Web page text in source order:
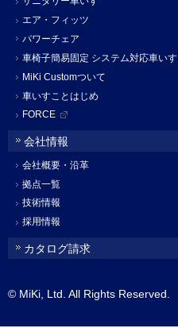
エア・フィッツ
パワーチェア
車椅子簡易固定 システム対応車いす
MiKi Customついて
車いすことはじめ
FORCE
会社情報
会社概要・沿革
拠点一覧
技術情報
採用情報
カタログ請求
© MiKi, Ltd. All Rights Reserved.